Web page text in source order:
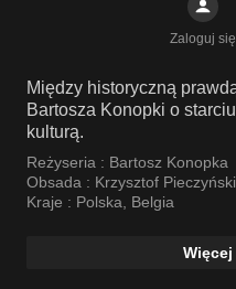
Zaloguj się
Między historyczną
Bartosza Konopki o
kulturą.
Reżyseria : Bartosz Konopka
Obsada : Krzysztof Pieczyński
Wiktoria Gorodeckaja
Kraje : Polska, Belgia